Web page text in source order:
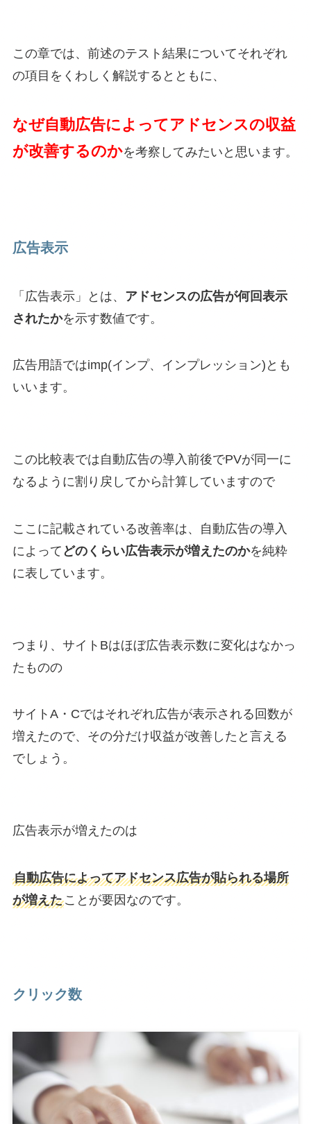
この章では、前述のテスト結果についてそれぞれ
の項目をくわしく解説するとともに、
なぜ自動広告によってアドセンスの収益
が改善するのかを考察してみたいと思います。
広告表示
「広告表示」とは、 アドセンスの広告が何回表示
されたかを示す数値です。
広告用語ではimp(インプ、インプレッション)とも
いいます。
この比較表では自動広告の導入前後でPVが同一に
なるように割り戻してから計算していますので
ここに記載されている改善率は、自動広告の導入
によって どのくらい広告表示が増えたのかを純粋
に表しています。
つまり、サイトBはほぼ広告表示数に変化はなかっ
たものの
サイトA・Cではそれぞれ広告が表示される回数が
増えたので、その分だけ収益が改善したと言える
でしょう。
広告表示が増えたのは
自動広告によってアドセンス広告が貼られる場所
が増えたことが要因なのです。
クリック数